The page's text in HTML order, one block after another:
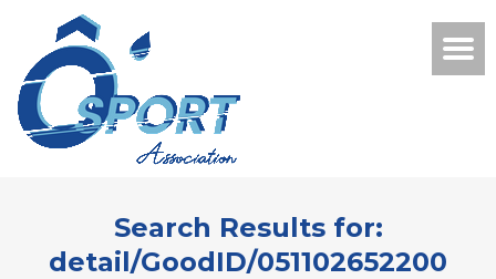
Search Results for:
detail/GoodID/051102652200